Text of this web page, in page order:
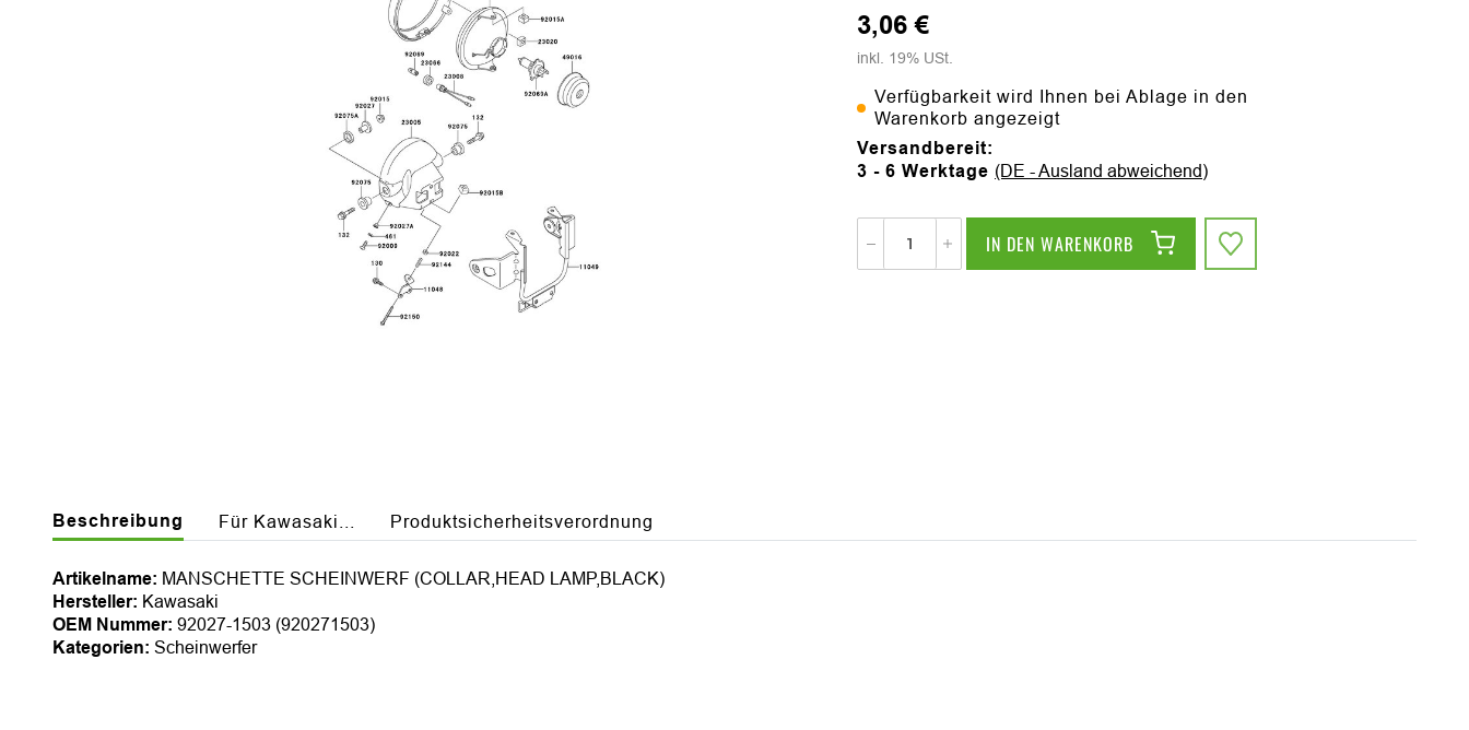
3,06 €
inkl. 19% USt.
Verfügbarkeit wird Ihnen bei Ablage in den
Warenkorb angezeigt
Versandbereit:
3 - 6 Werktage (DE - Ausland abweichend)
IN DEN WARENKORB
Beschreibung Für Kawasaki... Produktsicherheitsverordnung
Artikelname: MANSCHETTE SCHEINWERF (COLLAR,HEAD LAMP,BLACK)
Hersteller: Kawasaki
OEM Nummer: 92027-1503 (920271503)
Kategorien: Scheinwerfer